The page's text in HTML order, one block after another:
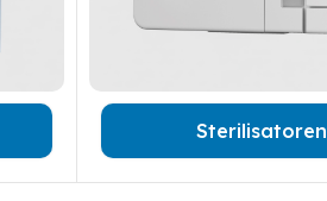
Sterilisatoren